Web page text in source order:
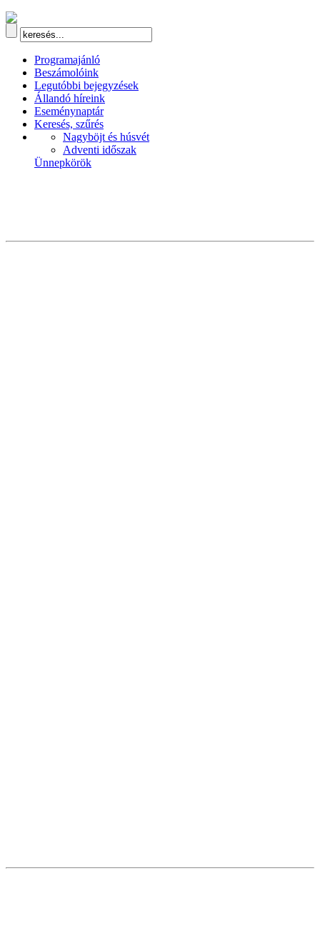
Programajánló
Beszámolóink
Legutóbbi bejegyzések
Állandó híreink
Eseménynaptár
Keresés, szűrés
Nagyböjt és húsvét
Adventi időszak
Ünnepkörök